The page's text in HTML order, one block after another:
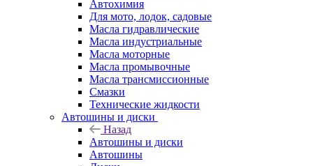
Автохимия
Для мото, лодок, садовые
Масла гидравлические
Масла индустриальные
Масла моторные
Масла промывочные
Масла трансмиссионные
Смазки
Технические жидкости
Автошины и диски
Назад
Автошины и диски
Автошины